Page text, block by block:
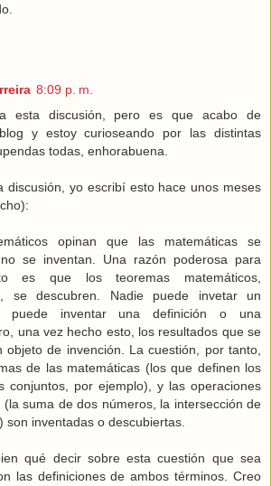
8:09 p. m.
esta discusión, pero es que acabo de
y estoy curioseando por las distintas
todas, enhorabuena.
discusión, yo escribí esto hace unos meses
opinan que las matemáticas se
se inventan. Una razón poderosa para
es que los teoremas matemáticos,
se descubren. Nadie puede invetar un
puede inventar una definición o una
una vez hecho esto, los resultados que se
objeto de invención. La cuestión, por tanto,
de las matemáticas (los que definen los
conjuntos, por ejemplo), y las operaciones
(la suma de dos números, la intersección de
son inventadas o descubiertas.
qué decir sobre esta cuestión que sea
las definiciones de ambos términos. Creo